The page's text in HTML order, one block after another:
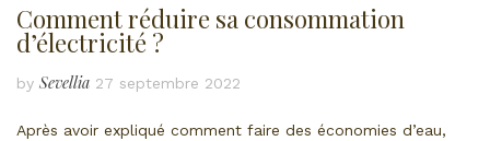
Comment réduire sa consommation
d’électricité ?
by Sevellia 27 septembre 2022
Après avoir expliqué comment faire des économies d’eau,